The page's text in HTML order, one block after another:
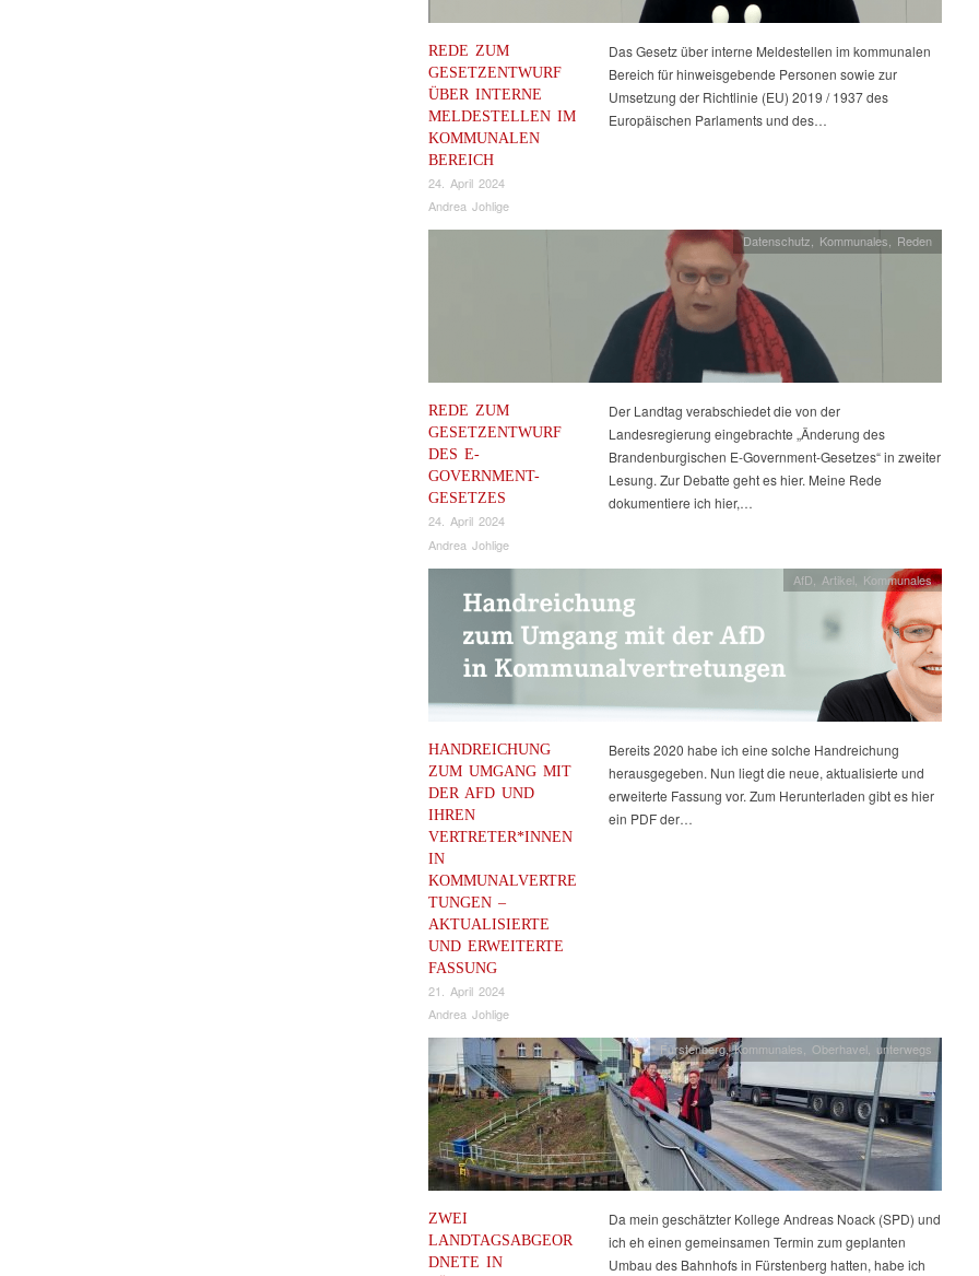
REDE ZUM
GESETZENTWURF
ÜBER INTERNE
MELDESTELLEN IM
KOMMUNALEN
BEREICH
24. April 2024
Andrea Johlige
Das Gesetz über interne Meldestellen im kommunalen
Bereich für hinweisgebende Personen sowie zur
Umsetzung der Richtlinie (EU) 2019 / 1937 des
Europäischen Parlaments und des…
REDE ZUM
GESETZENTWURF
DES E-
GOVERNMENT-
GESETZES
24. April 2024
Andrea Johlige
Datenschutz, Kommunales, Reden
Der Landtag verabschiedet die von der
Landesregierung eingebrachte „Änderung des
Brandenburgischen E-Government-Gesetzes“ in zweiter
Lesung. Zur Debatte geht es hier. Meine Rede
dokumentiere ich hier,…
HANDREICHUNG
ZUM UMGANG MIT
DER AFD UND
IHREN
VERTRETER*INNEN
IN
KOMMUNALVERTRE
TUNGEN –
AKTUALISIERTE
UND ERWEITERTE
FASSUNG
21. April 2024
Andrea Johlige
AfD Artikel Kommunales
Bereits 2020 habe ich eine solche Handreichung
herausgegeben. Nun liegt die neue, aktualisierte und
erweiterte Fassung vor. Zum Herunterladen gibt es hier
ein PDF der…
ZWEI
LANDTAGSABGEOR
DNETE IN
Fürstenberg,Kommunales, Oberhavel, unterwegs
Da mein geschätzter Kollege Andreas Noack (SPD) und
ich eh einen gemeinsamen Termin zum geplanten
Umbau des Bahnhofs in Fürstenberg hatten, habe ich